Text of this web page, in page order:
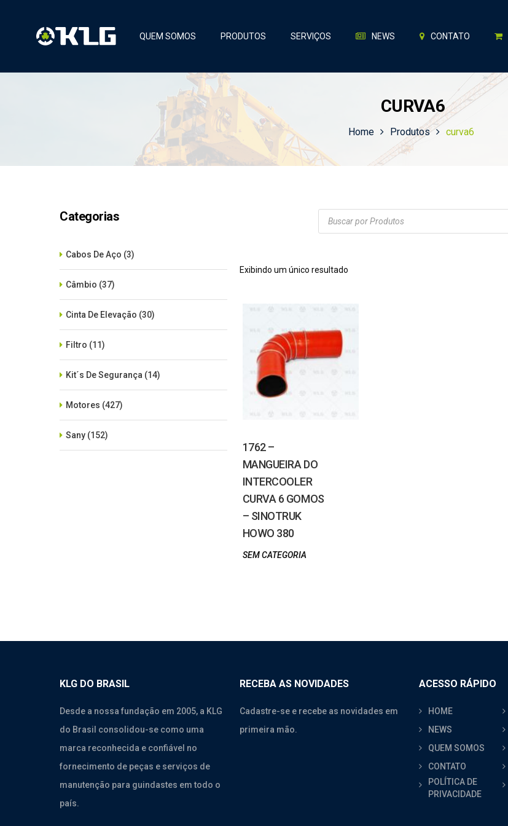
QUEM SOMOS PRODUTOS SERVIÇOS NEWS CONTATO
CURVA6
Home Produtos curva6
Categorias
Cabos De Aço (3)
Câmbio (37)
Cinta De Elevação (30)
Filtro (11)
Kit´s De Segurança (14)
Motores (427)
Sany (152)
Products
search
Exibindo um único resultado
1762 –
MANGUEIRA DO
INTERCOOLER
CURVA 6 GOMOS
– SINOTRUK
HOWO 380
SEM CATEGORIA
KLG DO BRASIL
Desde a nossa fundação em 2005, a KLG
do Brasil consolidou-se como uma
marca reconhecida e confiável no
fornecimento de peças e serviços de
manutenção para guindastes em todo o
país.
RECEBA AS NOVIDADES
Cadastre-se e recebe as novidades em
primeira mão.
ACESSO RÁPIDO
HOME
NEWS
QUEM SOMOS
CONTATO
POLÍTICA DE
PRIVACIDADE